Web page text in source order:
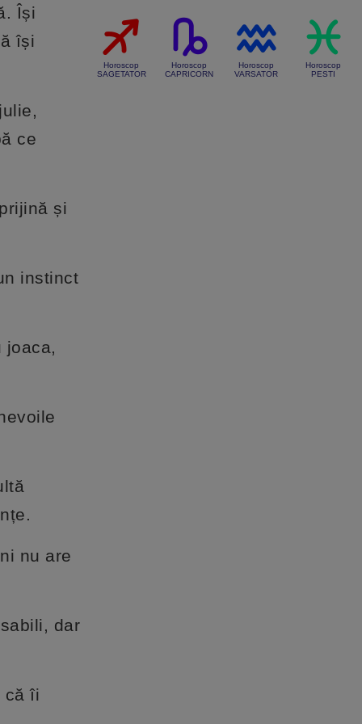
Își
își
ce
și
instinct
joaca,
nu are
dar
că îi
Horoscop
SAGETATOR
Horoscop
CAPRICORN
Horoscop
VARSATOR
Horoscop
PESTI